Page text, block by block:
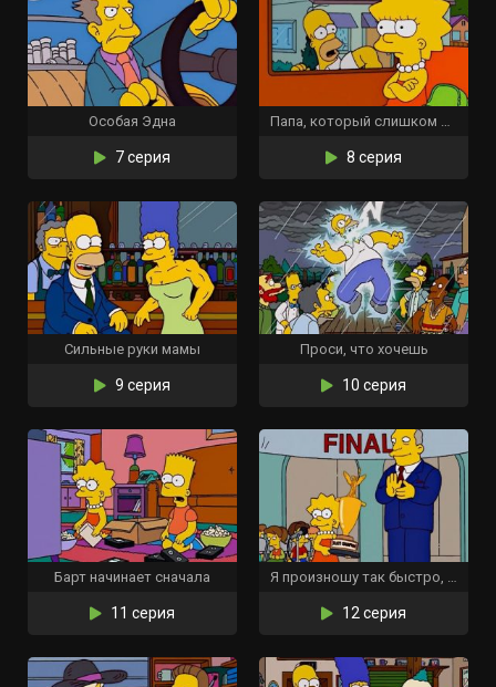
Особая Эдна
7 серия
Папа, который слишком мало знал
8 серия
Сильные руки мамы
9 серия
Проси, что хочешь
10 серия
Барт начинает сначала
11 серия
Я произношу так быстро, как могу
12 серия